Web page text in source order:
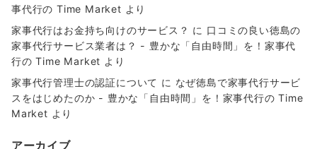
事代行の Time Market より
家事代行はお金持ち向けのサービス？ に 口コミの良い徳島の
家事代行サービス業者は？ - 豊かな「自由時間」を！家事代
行の Time Market より
家事代行管理士の認証について に なぜ徳島で家事代行サービ
スをはじめたのか - 豊かな「自由時間」を！家事代行の Time
Market より
アーカイブ